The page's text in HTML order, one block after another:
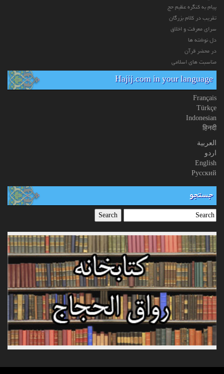
پیام به کنگره عظیم حج
تقریب در کلام بزرگان
سرای معرفت و اخلاق
دل نوشته ها
در محضر قرآن
مناسبت های اسلامی
Hajij.com in your language
Français
Türkçe
Indonesian
हिनदी
العربیة
اردو
English
Русский
جستجو